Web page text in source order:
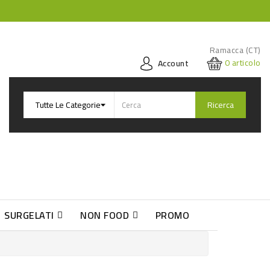
Ramacca (CT)
Account
0articolo
Ricerca
SURGELATI NON FOOD PROMO